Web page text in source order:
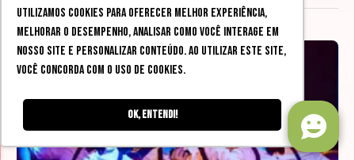
Utilizamos cookies para oferecer melhor experiência,
melhorar o desempenho, analisar como você interage em
nosso site e personalizar conteúdo. Ao utilizar este site,
você concorda com o uso de cookies.
Ok, entendi!